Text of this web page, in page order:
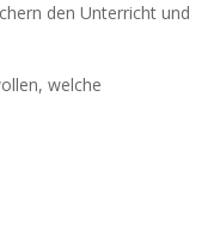
den Unterricht und
welche